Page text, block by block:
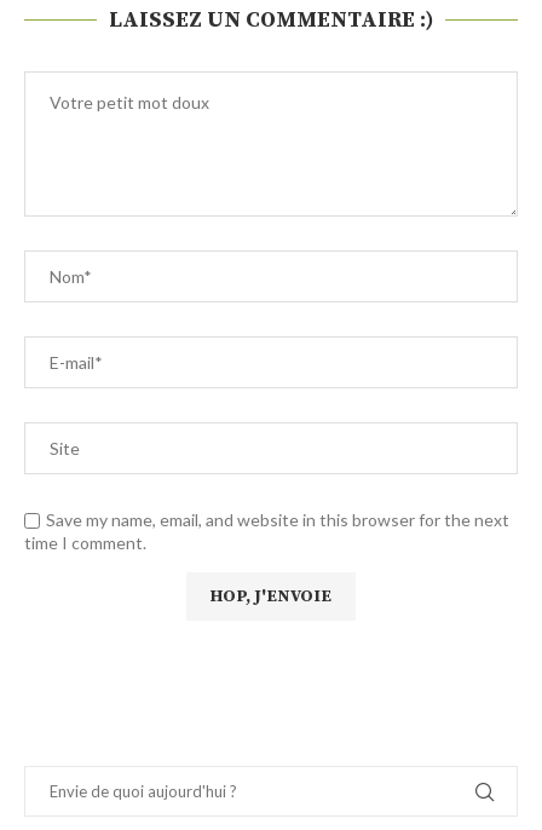
LAISSEZ UN COMMENTAIRE :)
Save my name, email, and website in this browser for the next
time I comment.